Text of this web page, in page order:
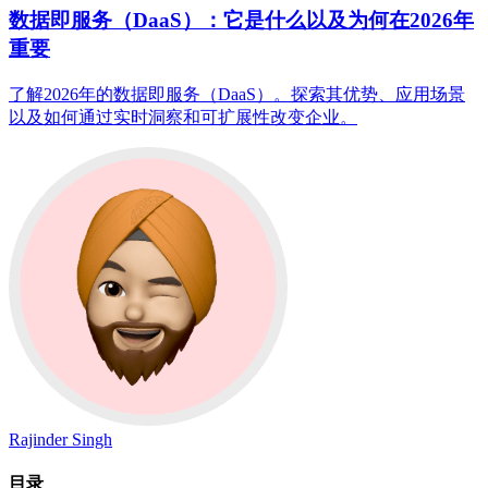
数据即服务（DaaS）：它是什么以及为何在2026年
重要
了解2026年的数据即服务（DaaS）。探索其优势、应用场景
以及如何通过实时洞察和可扩展性改变企业。
Rajinder Singh
目录